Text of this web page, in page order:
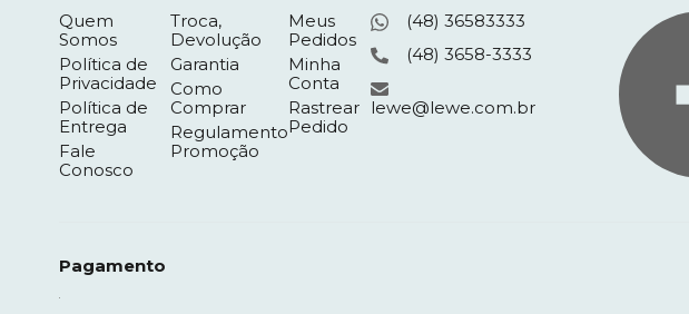
Quem
Somos
Política de
Privacidade
Política de
Entrega
Fale
Conosco
Troca,
Devolução
Garantia
Como
Comprar
Regulamento
Promoção
Meus
Pedidos
Minha
Conta
Rastrear
Pedido
(48) 36583333
(48) 3658-3333
lewe@lewe.com.br
Pagamento